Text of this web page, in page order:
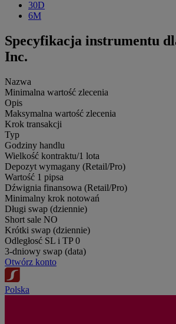
30D
6M
Specyfikacja instrumentu
Inc.
Nazwa
Minimalna wartość zlecenia
Opis
Maksymalna wartość zlecenia
Krok transakcji
Typ
Godziny handlu
Wielkość kontraktu/1 lota
Depozyt wymagany (Retail/Pro)
Wartość 1 pipsa
Dźwignia finansowa (Retail/Pro)
Minimalny krok notowań
Długi swap (dziennie)
Short sale NO
Krótki swap (dziennie)
Odległosć SL i TP 0
3-dniowy swap (data)
Otwórz konto
Polska